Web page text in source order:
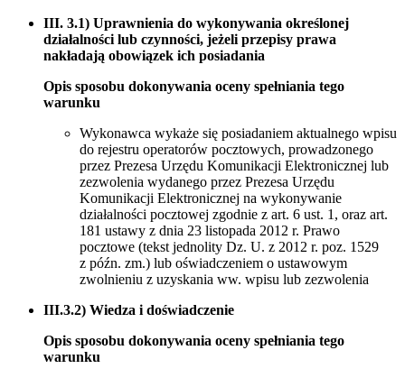
III. 3.1) Uprawnienia do wykonywania określonej
działalności lub czynności, jeżeli przepisy prawa
nakładają obowiązek ich posiadania
Opis sposobu dokonywania oceny spełniania tego
warunku
Wykonawca wykaże się posiadaniem aktualnego wpisu
do rejestru operatorów pocztowych, prowadzonego
przez Prezesa Urzędu Komunikacji Elektronicznej lub
zezwolenia wydanego przez Prezesa Urzędu
Komunikacji Elektronicznej na wykonywanie
działalności pocztowej zgodnie z art. 6 ust. 1, oraz art.
181 ustawy z dnia 23 listopada 2012 r. Prawo
pocztowe (tekst jednolity Dz. U. z 2012 r. poz. 1529
z późn. zm.) lub oświadczeniem o ustawowym
zwolnieniu z uzyskania ww. wpisu lub zezwolenia
III.3.2) Wiedza i doświadczenie
Opis sposobu dokonywania oceny spełniania tego
warunku